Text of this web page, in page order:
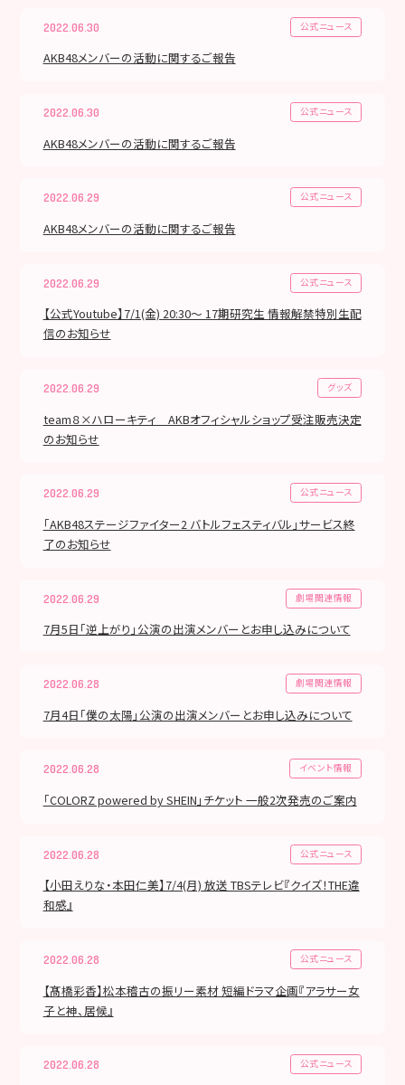
2022.06.30 公式ニュース
AKB48メンバーの活動に関するご報告
2022.06.30 公式ニュース
AKB48メンバーの活動に関するご報告
2022.06.29 公式ニュース
AKB48メンバーの活動に関するご報告
2022.06.29 公式ニュース
【公式Youtube】7/1(金) 20:30〜 17期研究生 情報解禁特別生配
信のお知らせ
2022.06.29 グッズ
team８×ハローキティ AKBオフィシャルショップ受注販売決定
のお知らせ
2022.06.29 公式ニュース
「AKB48ステージファイター2 バトルフェスティバル」サービス終
了のお知らせ
2022.06.29 劇場関連情報
7月5日「逆上がり」公演の出演メンバーとお申し込みについて
2022.06.28 劇場関連情報
7月4日「僕の太陽」公演の出演メンバーとお申し込みについて
2022.06.28 イベント情報
「COLORZ powered by SHEIN」チケット 一般2次発売のご案内
2022.06.28 公式ニュース
【小田えりな・本田仁美】7/4(月) 放送 TBSテレビ『クイズ！THE違
和感』
2022.06.28 公式ニュース
【髙橋彩香】松本稽古の振リー素材 短編ドラマ企画『アラサー女
子と神、居候』
2022.06.28 公式ニュース